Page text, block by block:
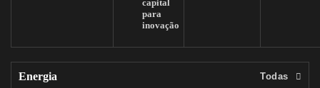
capital
para
inovação
Energia Todas